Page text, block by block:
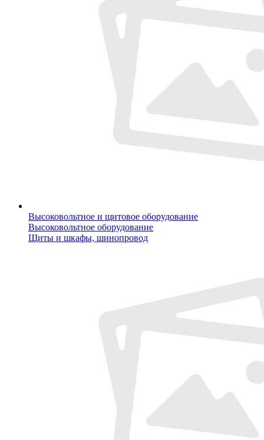
Высоковольтное и щитовое оборудование
Высоковольтное оборудование
Щиты и шкафы, шинопровод